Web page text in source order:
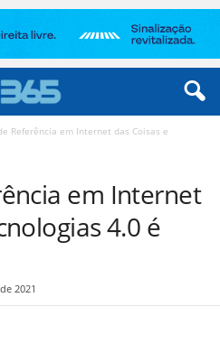
Referência em Internet das Coisas e
em Internet
4.0 é
2021